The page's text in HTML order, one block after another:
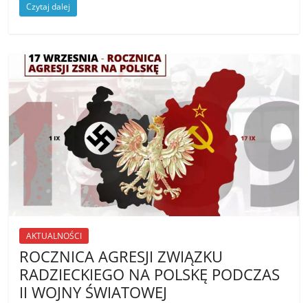
Czytaj dalej
AKTUALNOŚCI
ROCZNICA AGRESJI ZWIĄZKU
RADZIECKIEGO NA POLSKĘ PODCZAS
II WOJNY ŚWIATOWEJ